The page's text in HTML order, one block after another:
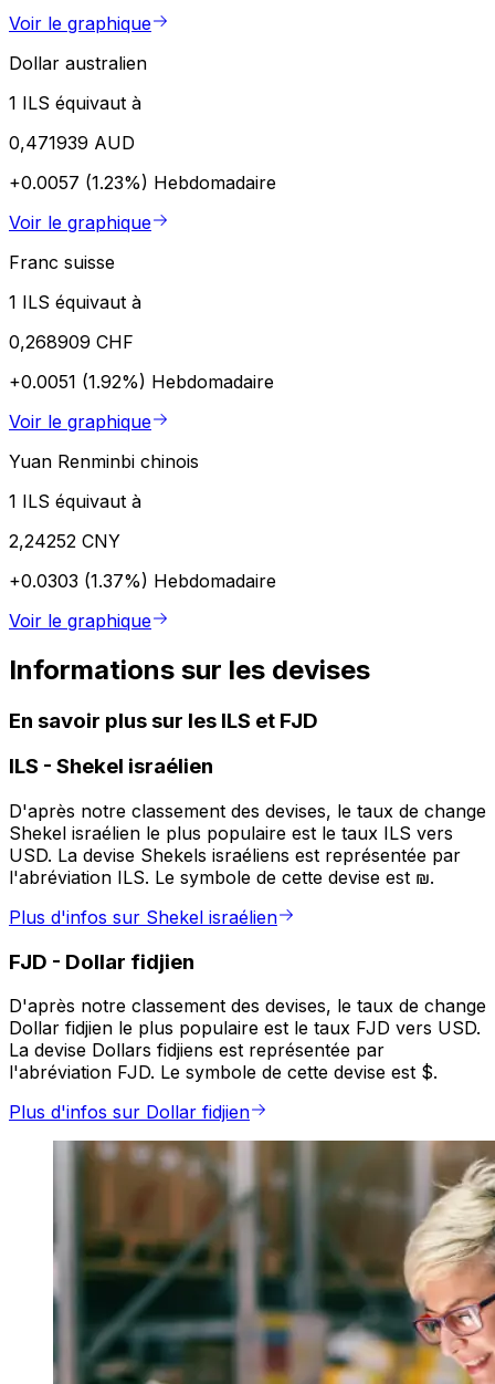
Voir le graphique
Dollar australien
1 ILS équivaut à
0,471939 AUD
+0.0057 (1.23%) Hebdomadaire
Voir le graphique
Franc suisse
1 ILS équivaut à
0,268909 CHF
+0.0051 (1.92%) Hebdomadaire
Voir le graphique
Yuan Renminbi chinois
1 ILS équivaut à
2,24252 CNY
+0.0303 (1.37%) Hebdomadaire
Voir le graphique
Informations sur les devises
En savoir plus sur les ILS et FJD
ILS - Shekel israélien
D'après notre classement des devises, le taux de change
Shekel israélien le plus populaire est le taux ILS vers
USD. La devise Shekels israéliens est représentée par
l'abréviation ILS. Le symbole de cette devise est ₪.
Plus d'infos sur Shekel israélien
FJD - Dollar fidjien
D'après notre classement des devises, le taux de change
Dollar fidjien le plus populaire est le taux FJD vers USD.
La devise Dollars fidjiens est représentée par
l'abréviation FJD. Le symbole de cette devise est $.
Plus d'infos sur Dollar fidjien